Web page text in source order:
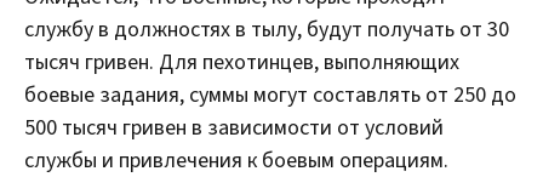
службу в должностях в тылу, будут получать от 30
тысяч гривен. Для пехотинцев, выполняющих
боевые задания, суммы могут составлять от 250 до
500 тысяч гривен в зависимости от условий
службы и привлечения к боевым операциям.